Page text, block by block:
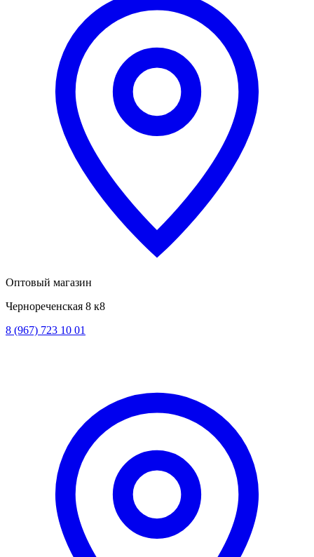
Оптовый магазин
Чернореченская 8 к8
8 (967) 723 10 01